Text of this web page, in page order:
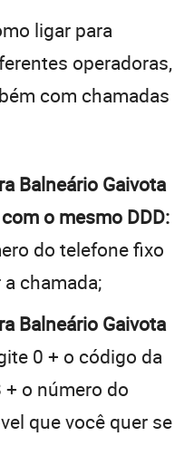
ligar para
operadoras,
com chamadas
Balneário Gaivota
o mesmo DDD:
do telefone fixo
chamada;
Balneário Gaivota
0 + o código da
o número do
que você quer se